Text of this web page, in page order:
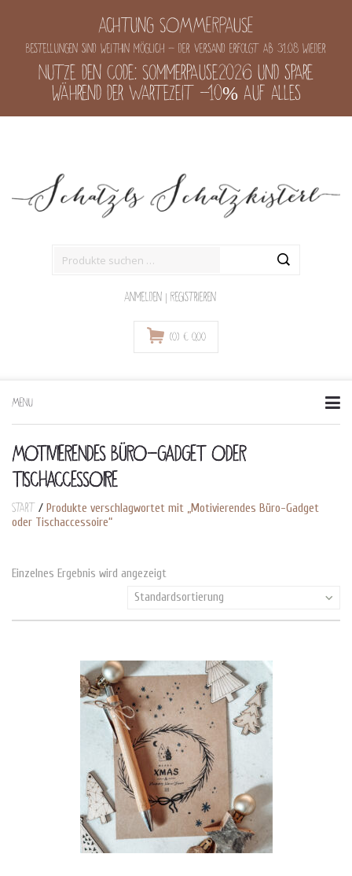
Achtung SOMMERPAUSE
Bestellungen sind weithin möglich - der Versand erfolgt ab 31.08 wieder
Nutze den Code: Sommerpause2026 und spare
während der Wartezeit -10% auf alles
Anmelden | Registrieren
(0) € 0,00
MENU
to
content
MOTIVIERENDES BÜRO-GADGET ODER
TISCHACCESSOIRE
Start / Produkte verschlagwortet mit „Motivierendes Büro-Gadget
oder Tischaccessoire“
Einzelnes Ergebnis wird angezeigt
Standardsortierung